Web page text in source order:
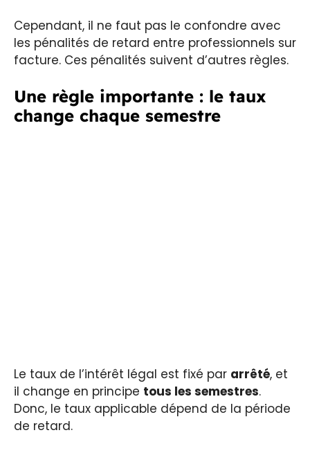
Cependant, il ne faut pas le confondre avec
les pénalités de retard entre professionnels sur
facture. Ces pénalités suivent d’autres règles.
Une règle importante : le taux
change chaque semestre
Le taux de l’intérêt légal est fixé par arrêté, et
il change en principe tous les semestres.
Donc, le taux applicable dépend de la période
de retard.